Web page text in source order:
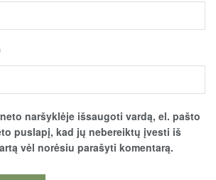
naršyklėje išsaugoti vardą, el. pašto
puslapį, kad jų nebereiktų įvesti iš
vėl norėsiu parašyti komentarą.